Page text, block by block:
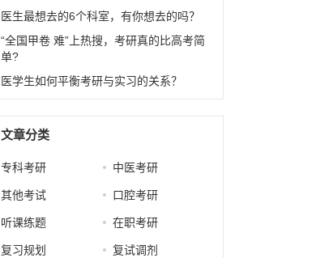
医生最想去的6个科室，有你想去的吗？
“全国甲卷 难”上热搜，考研真的比高考简
单?
医学生如何平衡考研与实习的关系？
文章分类
专科考研 中医考研
其他考试 口腔考研
听课练题 在职考研
复习规划 复试调剂